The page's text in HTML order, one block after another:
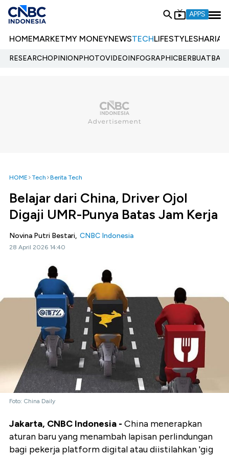
APPS
HOMEMARKETMY MONEYNEWSTECHLIFESTYLESHARIA
RESEARCHOPINIONPHOTOVIDEOINFOGRAPHIC
HOME Tech Berita Tech
Belajar dari China, Driver Ojol
Digaji UMR-Punya Batas Jam Kerja
Novina Putri Bestari, CNBC Indonesia
28 April 2026 14:40
Foto: China Daily
Jakarta, CNBC Indonesia - China menerapkan
aturan baru yang menambah lapisan perlindungan
bagi pekerja platform digital atau diistilahkan 'gig